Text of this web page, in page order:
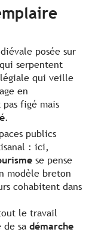
posée sur
serpentent
qui veille
en
pas figé mais
.
publics
: ici,
se pense
modèle breton
cohabitent dans
le travail
de sa démarche